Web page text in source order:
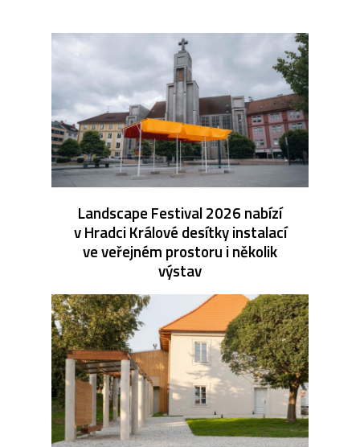
Landscape Festival 2026 nabízí
v Hradci Králové desítky instalací
ve veřejném prostoru i několik
výstav